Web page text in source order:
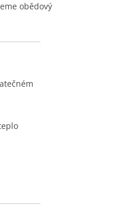
obědový